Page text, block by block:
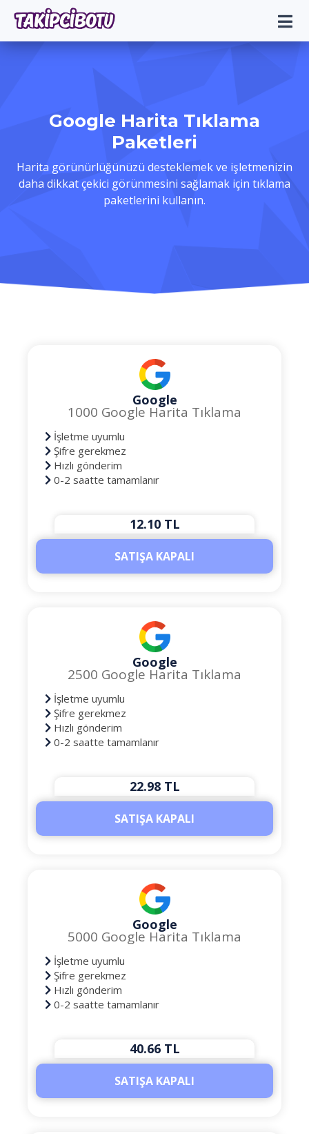
Google Harita Tıklama
Paketleri
Harita görünürlüğünüzü desteklemek ve işletmenizin
daha dikkat çekici görünmesini sağlamak için tıklama
paketlerini kullanın.
Google
1000 Google Harita Tıklama
İşletme uyumlu
Şifre gerekmez
Hızlı gönderim
0-2 saatte tamamlanır
12.10 TL
SATIŞA KAPALI
Google
2500 Google Harita Tıklama
İşletme uyumlu
Şifre gerekmez
Hızlı gönderim
0-2 saatte tamamlanır
22.98 TL
SATIŞA KAPALI
Google
5000 Google Harita Tıklama
İşletme uyumlu
Şifre gerekmez
Hızlı gönderim
0-2 saatte tamamlanır
40.66 TL
SATIŞA KAPALI